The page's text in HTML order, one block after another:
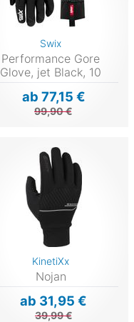
Swix
Performance Gore
Glove, jet Black, 10
ab 77,15 €
99,90 €
KinetiXx
Nojan
ab 31,95 €
39,99 €